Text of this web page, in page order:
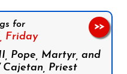
for
Friday
Pope, Martyr, and
Priest
>>